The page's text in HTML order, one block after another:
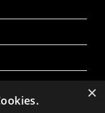
– Orgel
eine
(Version
×